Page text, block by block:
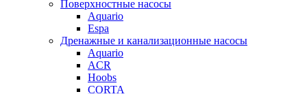
Поверхностные насосы
Aquario
Espa
Дренажные и канализационные насосы
Aquario
ACR
Hoobs
CORTA